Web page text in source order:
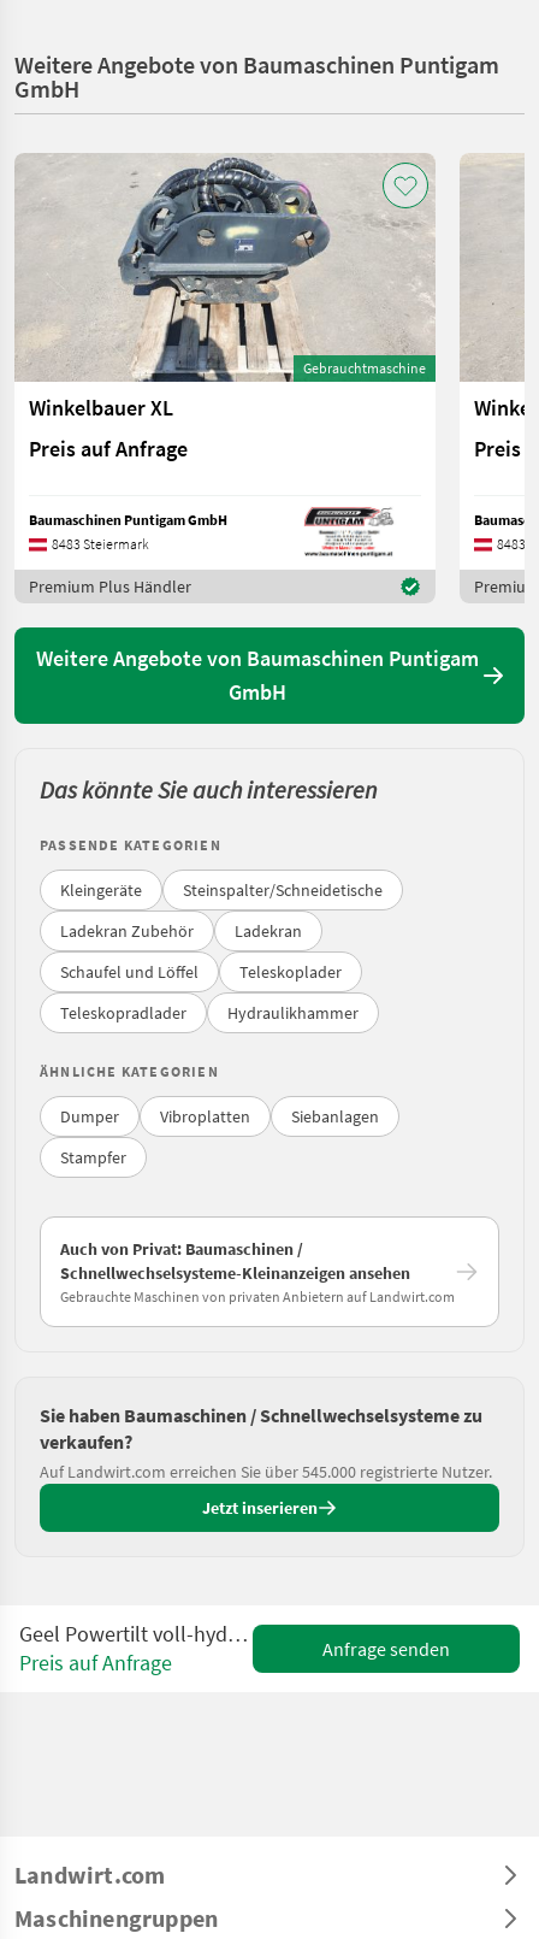
Weitere Angebote von Baumaschinen Puntigam
GmbH
Gebrauchtmaschine
Winkelbauer XL
Preis auf Anfrage
Baumaschinen Puntigam GmbH
8483 Steiermark
Premium Plus Händler
Preis
8483
Weitere Angebote von Baumaschinen Puntigam
GmbH
Das könnte Sie auch interessieren
PASSENDE KATEGORIEN
Kleingeräte
Steinspalter/Schneidetische
Ladekran Zubehör
Ladekran
Schaufel und Löffel
Teleskoplader
Teleskopradlader
Hydraulikhammer
ÄHNLICHE KATEGORIEN
Dumper Vibroplatten
Siebanlagen
Stampfer
Auch von Privat: Baumaschinen /
Schnellwechselsysteme-Kleinanzeigen ansehen
Gebrauchte Maschinen von privaten Anbietern auf Landwirt.com
Sie haben Baumaschinen / Schnellwechselsysteme zu
verkaufen?
Auf Landwirt.com erreichen Sie über 545.000 registrierte Nutzer.
Jetzt inserieren
Geel Powertilt voll-hydraulisch für Liebherr R 914 C
Preis auf Anfrage
Anfrage senden
Landwirt.com
Maschinengruppen